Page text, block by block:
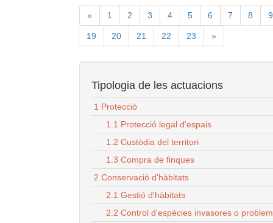
« 1 2 3 4 5 6 7 8 9
19 20 21 22 23 »
Tipologia de les actuacions
1 Protecció
1.1 Protecció legal d'espais
1.2 Custòdia del territori
1.3 Compra de finques
2 Conservació d'hàbitats
2.1 Gestió d'hàbitats
2.2 Control d'espècies invasores o